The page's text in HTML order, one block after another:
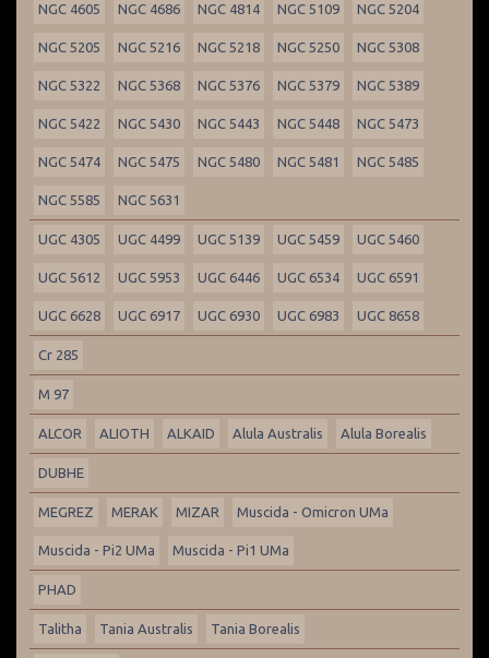
NGC 4605 NGC 4686 NGC 4814 NGC 5109 NGC 5204
NGC 5205 NGC 5216 NGC 5218 NGC 5250 NGC 5308
NGC 5322 NGC 5368 NGC 5376 NGC 5379 NGC 5389
NGC 5422 NGC 5430 NGC 5443 NGC 5448 NGC 5473
NGC 5474 NGC 5475 NGC 5480 NGC 5481 NGC 5485
NGC 5585 NGC 5631
UGC 4305 UGC 4499 UGC 5139 UGC 5459 UGC 5460
UGC 5612 UGC 5953 UGC 6446 UGC 6534 UGC 6591
UGC 6628 UGC 6917 UGC 6930 UGC 6983 UGC 8658
Cr 285
M 97
ALCOR ALIOTH ALKAID Alula Australis Alula Borealis
DUBHE
MEGREZ MERAK MIZAR Muscida - Omicron UMa
Muscida - Pi2 UMa Muscida - Pi1 UMa
PHAD
Talitha Tania Australis Tania Borealis